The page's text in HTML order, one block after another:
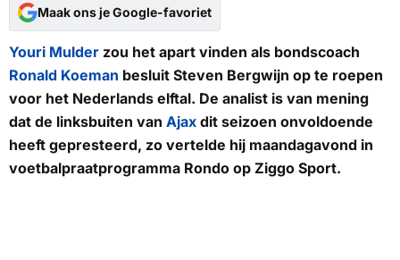
Maak ons je Google-favoriet
Youri Mulder zou het apart vinden als bondscoach
Ronald Koeman besluit Steven Bergwijn op te roepen
voor het Nederlands elftal. De analist is van mening
dat de linksbuiten van Ajax dit seizoen onvoldoende
heeft gepresteerd, zo vertelde hij maandagavond in
voetbalpraatprogramma Rondo op Ziggo Sport.